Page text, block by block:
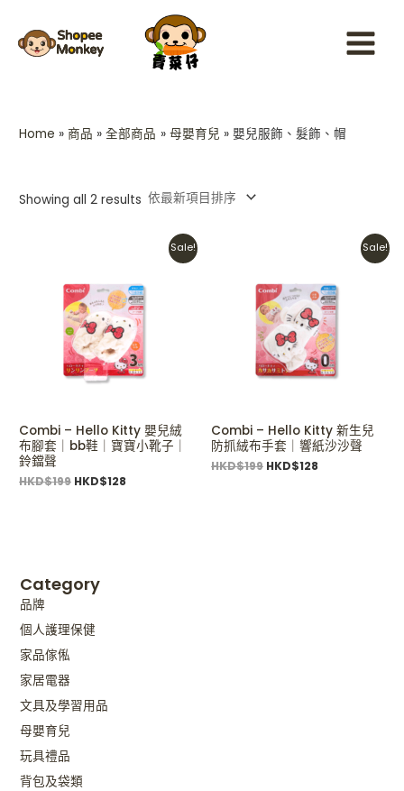
content
Menu
Home 商品 全部商品 母嬰育兒 嬰兒服飾、髮飾、帽
Showing all 2 results
latest
Sale!
Combi – Hello Kitty 嬰兒絨
布腳套｜bb鞋｜寶寶小靴子｜
鈴鐺聲
HKD$199
HKD$199.
HKD$128
Current
HKD$128.
Sale!
Combi – Hello Kitty 新生兒
防抓絨布手套｜響紙沙沙聲
HKD$199
HKD$199.
HKD$128
Current
HKD$128.
Category
品牌
個人護理保健
家品傢俬
家居電器
文具及學習用品
母嬰育兒
玩具禮品
背包及袋類